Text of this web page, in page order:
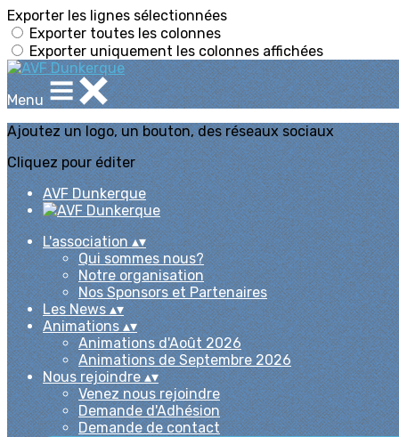
Exporter les lignes sélectionnées
Exporter toutes les colonnes
Exporter uniquement les colonnes affichées
Menu
Ajoutez un logo, un bouton, des réseaux sociaux
Cliquez pour éditer
AVF Dunkerque
L'association▴▾
Qui sommes nous?
Notre organisation
Nos Sponsors et Partenaires
Les News▴▾
Animations▴▾
Animations d'Août 2026
Animations de Septembre 2026
Nous rejoindre▴▾
Venez nous rejoindre
Demande d'Adhésion
Demande de contact